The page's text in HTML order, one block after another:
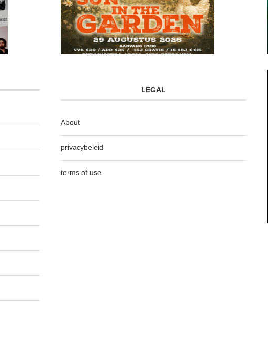
LEGAL
About
privacybeleid
terms of use